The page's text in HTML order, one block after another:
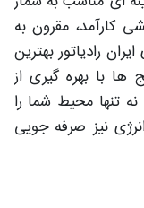
کارآمد، مقرون به
رادیاتور بهترین
ها با بهره گیری از
تنها محیط شما را
نیز صرفه جویی